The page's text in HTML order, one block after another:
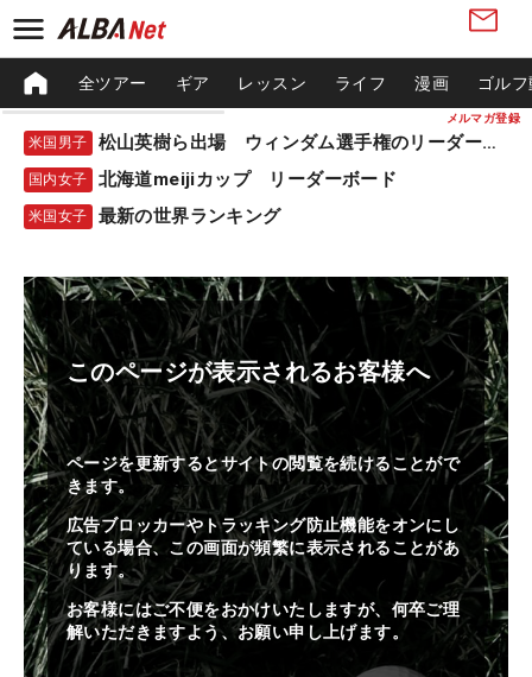
メルマガ登録
全ツアー ギア レッスン ライフ 漫画 ゴル
米国男子 松山英樹ら出場 ウィンダム選手権のリーダーボード
国内女子 北海道meijiカップ リーダーボード
米国女子 最新の世界ランキング
このページが表示されるお客様へ
ページを更新するとサイトの閲覧を続けることがで
きます。
広告ブロッカーやトラッキング防止機能をオンにし
ている場合、この画面が頻繁に表示されることがあ
ります。
お客様にはご不便をおかけいたしますが、何卒ご理
解いただきますよう、お願い申し上げます。